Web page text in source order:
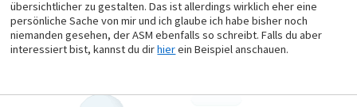
übersichtlicher zu gestalten. Das ist allerdings wirklich eher eine
persönliche Sache von mir und ich glaube ich habe bisher noch
niemanden gesehen, der ASM ebenfalls so schreibt. Falls du aber
interessiert bist, kannst du dirhierein Beispiel anschauen.